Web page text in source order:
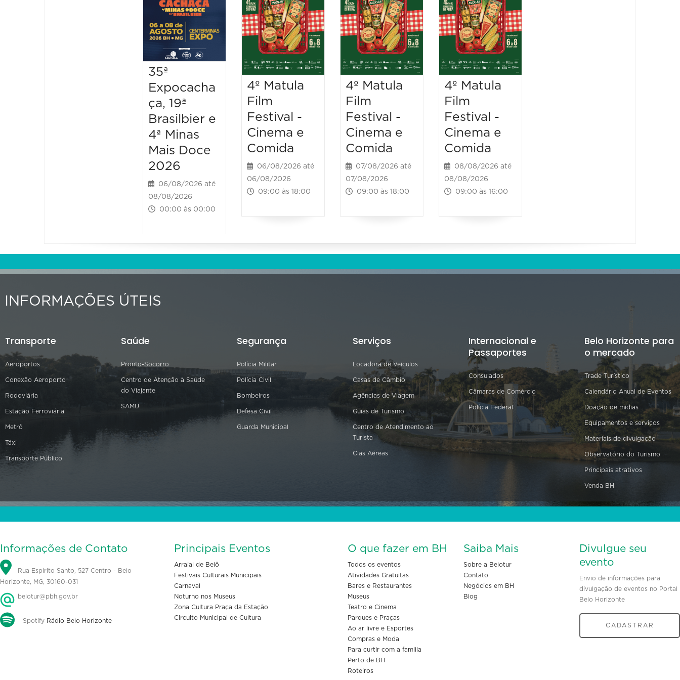
35ª
Expocacha
ça, 19ª
Brasilbier e
4ª Minas
Mais Doce
2026
06/08/2026 até
08/08/2026
00:00 às 00:00
4º Matula
Film
Festival -
Cinema e
Comida
06/08/2026 até
06/08/2026
09:00 às 18:00
4º Matula
Film
Festival -
Cinema e
Comida
07/08/2026 até
07/08/2026
09:00 às 18:00
4º Matula
Film
Festival -
Cinema e
Comida
08/08/2026 até
08/08/2026
09:00 às 16:00
INFORMAÇÕES ÚTEIS
Transporte
Aeroportos
Conexão Aeroporto
Rodoviária
Estação Ferroviária
Metrô
Táxi
Transporte Público
Saúde
Pronto-Socorro
Centro de Atenção à Saúde
do Viajante
SAMU
Segurança
Polícia Militar
Polícia Civil
Bombeiros
Defesa Civil
Guarda Municipal
Serviços
Locadora de Veículos
Casas de Câmbio
Agências de Viagem
Guias de Turismo
Centro de Atendimento ao
Turista
Cias Aéreas
Internacional e
Passaportes
Consulados
Câmaras de Comércio
Polícia Federal
Belo Horizonte para
o mercado
Trade Turístico
Calendário Anual de Eventos
Doação de mídias
Equipamentos e serviços
Materiais de divulgação
Observatório do Turismo
Principais atrativos
Venda BH
Informações de Contato
Rua Espírito Santo, 527 Centro - Belo
Horizonte, MG, 30160-031
belotur@pbh.gov.br
Spotify Rádio Belo Horizonte
Principais Eventos
Arraial de Belô
Festivais Culturais Municipais
Carnaval
Noturno nos Museus
Zona Cultura Praça da Estação
Circuito Municipal de Cultura
O que fazer em BH
Todos os eventos
Atividades Gratuitas
Bares e Restaurantes
Museus
Teatro e Cinema
Parques e Praças
Ao ar livre e Esportes
Compras e Moda
Para curtir com a familia
Perto de BH
Roteiros
Saiba Mais
Sobre a Belotur
Contato
Negócios em BH
Blog
Divulgue seu
evento
Envio de informações para
divulgação de eventos no Portal
Belo Horizonte
CADASTRAR